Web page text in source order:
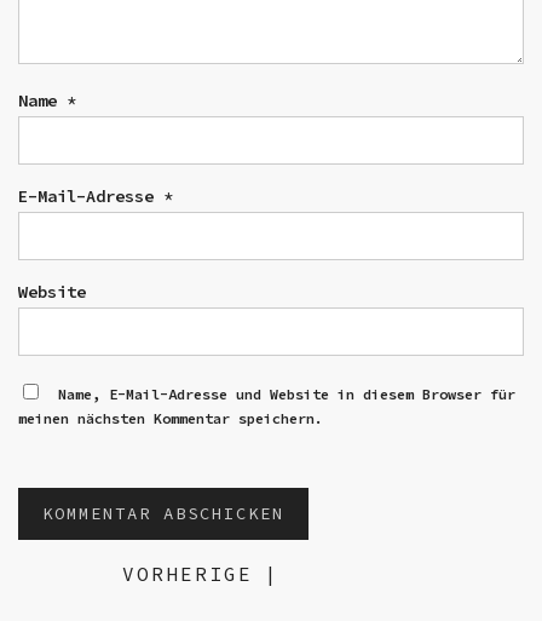
Name *
E-Mail-Adresse *
Website
Name, E-Mail-Adresse und Website in diesem Browser für
meinen nächsten Kommentar speichern.
VORHERIGE |